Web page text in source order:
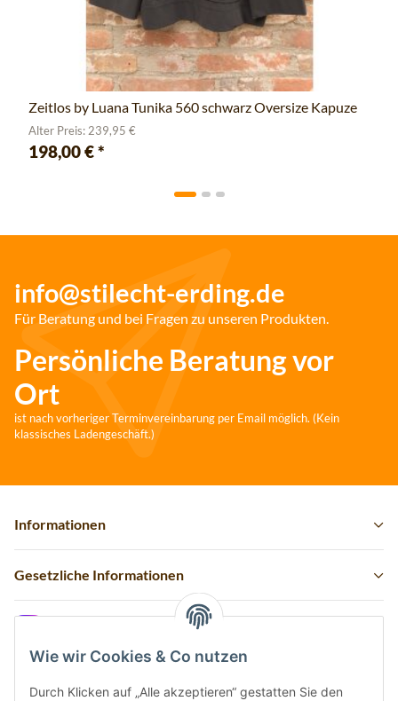
Wie wir Cookies & Co nutzen
Durch Klicken auf „Alle akzeptieren“ gestatten Sie den
Zeitlos by Luana Tunika 560 schwarz Oversize Kapuze
Alter Preis: 239,95 €
198,00 €*
info@stilecht-erding.de
Für Beratung und bei Fragen zu unseren Produkten.
Persönliche Beratung vor
Ort
ist nach vorheriger Terminvereinbarung per Email möglich. (Kein
klassisches Ladengeschäft.)
Informationen
Gesetzliche Informationen